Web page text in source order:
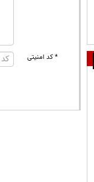
* کد امنیتی